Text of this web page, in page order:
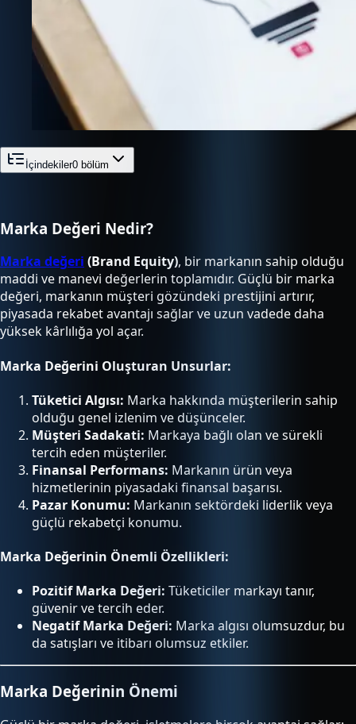
İçindekiler0 bölüm
Marka Değeri Nedir?
Marka değeri (Brand Equity), bir markanın sahip olduğu
maddi ve manevi değerlerin toplamıdır. Güçlü bir marka
değeri, markanın müşteri gözündeki prestijini artırır,
piyasada rekabet avantajı sağlar ve uzun vadede daha
yüksek kârlılığa yol açar.
Marka Değerini Oluşturan Unsurlar:
Tüketici Algısı: Marka hakkında müşterilerin sahip
olduğu genel izlenim ve düşünceler.
Müşteri Sadakati: Markaya bağlı olan ve sürekli
tercih eden müşteriler.
Finansal Performans: Markanın ürün veya
hizmetlerinin piyasadaki finansal başarısı.
Pazar Konumu: Markanın sektördeki liderlik veya
güçlü rekabetçi konumu.
Marka Değerinin Önemli Özellikleri:
Pozitif Marka Değeri: Tüketiciler markayı tanır,
güvenir ve tercih eder.
Negatif Marka Değeri: Marka algısı olumsuzdur, bu
da satışları ve itibarı olumsuz etkiler.
Marka Değerinin Önemi